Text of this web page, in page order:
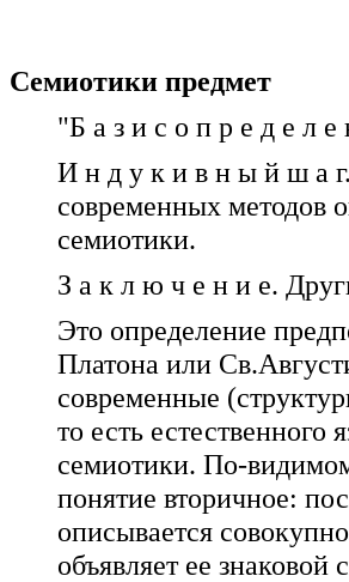
Семиотики предмет
"Б а з и с о п р е д е л
И н д у к и в н ы й ш а
современных методов
семиотики.
З а к л ю ч е н и е.
Это определение
Платона или
современные
то есть
семиотики. По-
понятие вторичное:
описывается
объявляет ее